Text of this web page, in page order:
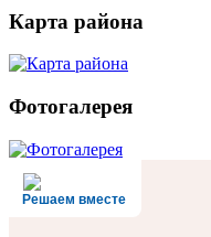
Карта района
Фотогалерея
Решаем вместе